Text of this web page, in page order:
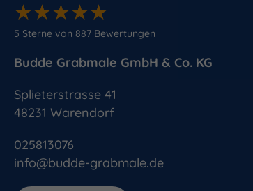
★★★★★
★★★★★
5 Sterne von 887 Bewertungen
Budde Grabmale GmbH & Co. KG
info@budde-grabmale.de
025813076
Splieterstrasse 41
48231 Warendorf